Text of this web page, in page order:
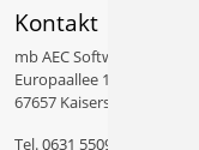
Kontakt
mb AEC Software GmbH
Europaallee 14
67657 Kaiserslautern
Tel.0631 550999 11